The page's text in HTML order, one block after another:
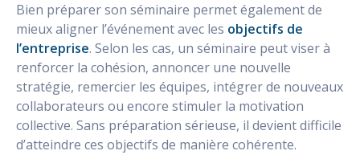
Bien préparer son séminaire permet également de
mieux aligner l’événement avec les objectifs de
l’entreprise. Selon les cas, un séminaire peut viser à
renforcer la cohésion, annoncer une nouvelle
stratégie, remercier les équipes, intégrer de nouveaux
collaborateurs ou encore stimuler la motivation
collective. Sans préparation sérieuse, il devient difficile
d’atteindre ces objectifs de manière cohérente.